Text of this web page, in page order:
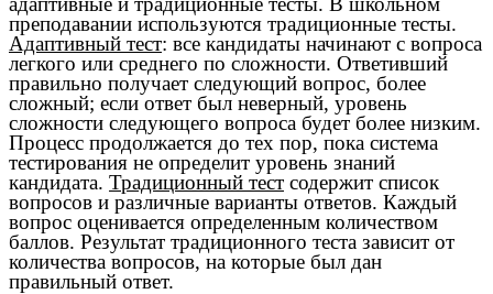
преподавании используются традиционные тесты.
Адаптивный тест: все кандидаты начинают с вопроса
легкого или среднего по сложности. Ответивший
правильно получает следующий вопрос, более
сложный; если ответ был неверный, уровень
сложности следующего вопроса будет более низким.
Процесс продолжается до тех пор, пока система
тестирования не определит уровень знаний
кандидата. Традиционный тест содержит список
вопросов и различные варианты ответов. Каждый
вопрос оценивается определенным количеством
баллов. Результат традиционного теста зависит от
количества вопросов, на которые был дан
правильный ответ.